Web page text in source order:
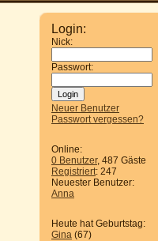
Login:
Nick:
Passwort:
Neuer Benutzer
Passwort vergessen?
Online:
0 Benutzer, 487 Gäste
Registriert: 247
Neuester Benutzer:
Anna
Heute hat Geburtstag:
Gina (67)